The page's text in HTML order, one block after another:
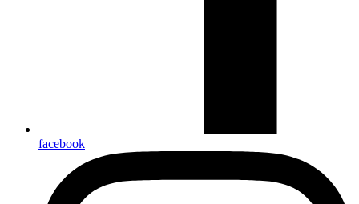
facebook